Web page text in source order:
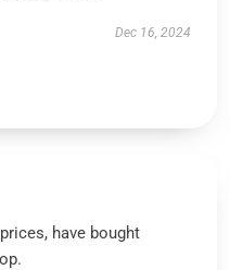
Dec 16, 2024
have bought